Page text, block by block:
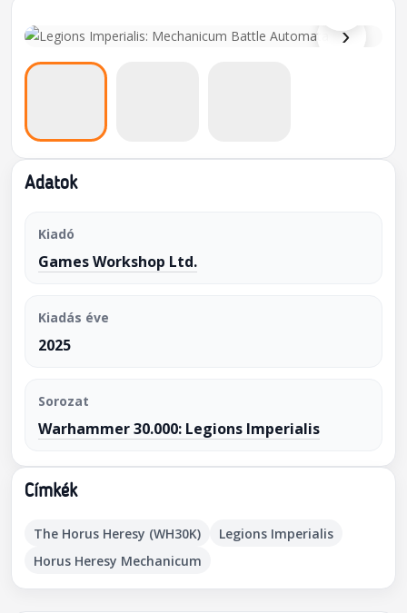
›
Adatok
Kiadó
Games Workshop Ltd.
Kiadás éve
2025
Sorozat
Warhammer 30.000: Legions Imperialis
Címkék
The Horus Heresy (WH30K)
Legions Imperialis
Horus Heresy Mechanicum